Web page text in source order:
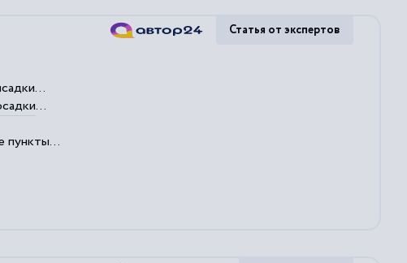
...
пункты...
Статья от экспертов